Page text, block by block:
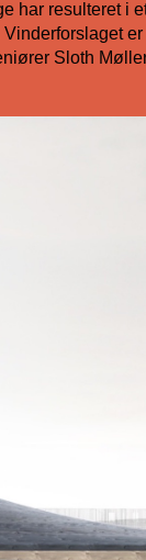
har resulteret i
Sloth